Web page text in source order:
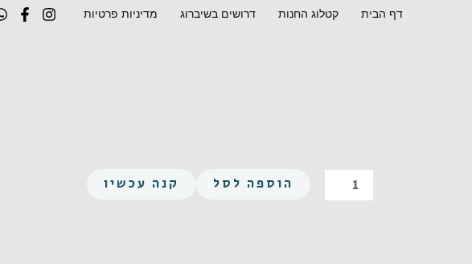
דף הבית קטלוג החנות דרושים בשיברוג מדיניות פרטיות
כמות
של
הוספה לסל קנה עכשיו